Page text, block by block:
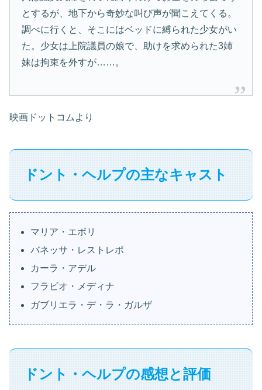
とするが、地下から奇妙な叫び声が聞こえてくる。
調べに行くと、そこにはベッドに縛られた少女がい
た。少女は上院議員の娘で、助けを求められた3姉
妹は拘束を外すが……。
映画ドットコムより
ドント・ヘルプの主なキャスト
マリア・エボリ
バネッサ・レストレポ
カーラ・アデル
フラビオ・メディナ
ガブリエラ・デ・ラ・ガルザ
ドント・ヘルプの感想と評価